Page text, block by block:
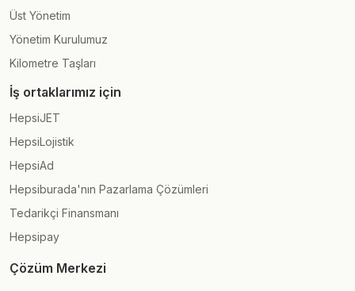
Üst Yönetim
Yönetim Kurulumuz
Kilometre Taşları
İş ortaklarımız için
HepsiJET
HepsiLojistik
HepsiAd
Hepsiburada'nın Pazarlama Çözümleri
Tedarikçi Finansmanı
Hepsipay
Çözüm Merkezi